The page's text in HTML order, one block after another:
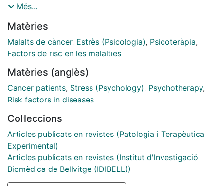
frecuentemente tanto para explicar la aparición de la
por la misma. Ya sea históricamente vinculado a los
orígenes y causas en forma de personalidad que
predispone al enfermar, o como transformación
enfermedad, las formas de ser constituyen también
punto de arranque y destino de una parte importante
del trabajo psicoterapéutico. Tras analizar las teorías
Calhoun sobre el fenómeno denominado crecimiento
postraumático los autores se interrogan sobre el
posible impacto de los modelos identarios y de
crecimiento personal aplicados al ámbito del cáncer
hereditario y el consejo genético.
Més...
Matèries
Malalts de càncer, Estrès (Psicologia), Psicoteràpia,
Factors de risc en les malalties
Matèries (anglès)
Cancer patients, Stress (Psychology), Psychotherapy,
Risk factors in diseases
Col·leccions
Articles publicats en revistes (Patologia i Terapèutica
Experimental)
Articles publicats en revistes (Institut d'lnvestigació
Biomèdica de Bellvitge (IDIBELL))